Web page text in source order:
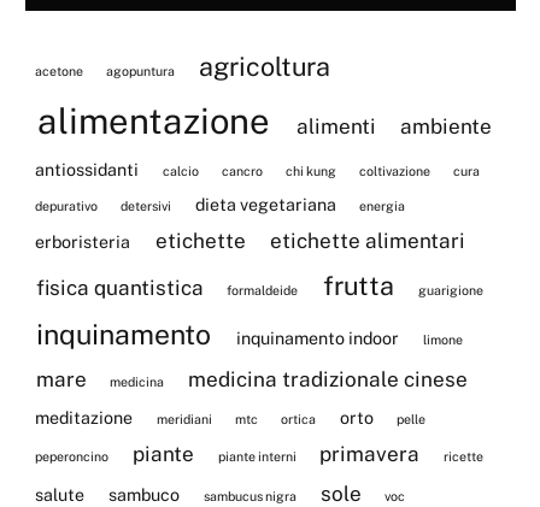
acetone agopuntura agricoltura
alimentazione alimenti ambiente
antiossidanti calcio cancro chi kung coltivazione cura
depurativo detersivi dieta vegetariana energia
erboristeria etichette
etichette alimentari
fisica quantistica
formaldeide frutta guarigione
inquinamento inquinamento indoor limone
mare medicina medicina tradizionale cinese
meditazione meridiani mtc ortica orto pelle
peperoncino piante piante interni primavera ricette
salute sambuco sambucus nigra sole voc